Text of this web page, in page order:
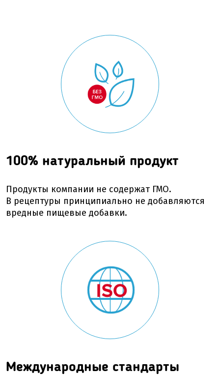
100% натуральный продукт
Продукты компании не содержат ГМО.
В рецептуры принципиально не добавляются
вредные пищевые добавки.
Международные стандарты